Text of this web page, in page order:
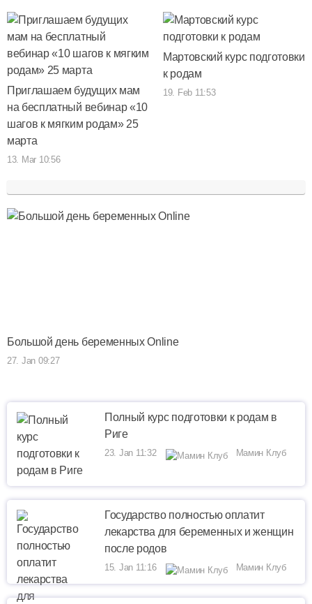
Приглашаем будущих мам
на бесплатный вебинар «10
шагов к мягким родам» 25
марта
13. Mar 10:56
Мартовский курс подготовки
к родам
19. Feb 11:53
Большой день беременных Online
27. Jan 09:27
Полный курс подготовки к родам в
Риге
23. Jan 11:32 Мамин Клуб
Государство полностью оплатит
лекарства для беременных и женщин
после родов
15. Jan 11:16 Мамин Клуб